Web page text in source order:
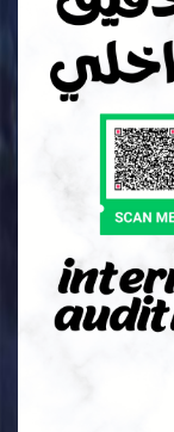
Video